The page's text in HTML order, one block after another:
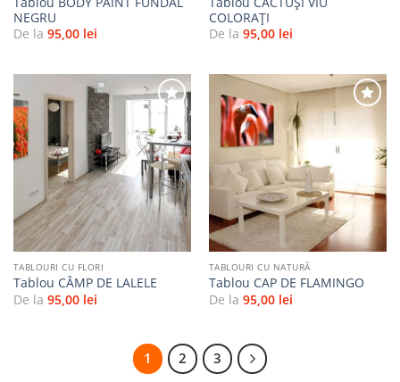
NEGRU
De la 95,00 lei
COLORAȚI
De la 95,00 lei
Adaugă
la
favorite
TABLOURI CU FLORI
Tablou CÂMP DE LALELE
De la 95,00 lei
Adaugă
TABLOURI CU NATURĂ
Tablou CAP DE FLAMINGO
De la 95,00 lei
1 2 3